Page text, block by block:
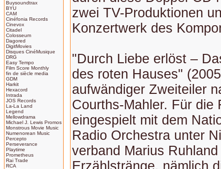
Buysoundtrax
BYU
CAM
Cinéfonia Records
Cinevox
Citadel
Colosseum
Dagored
DigitMovies
Disques CinéMusique
DRG
Easy Tempo
Film Score Monthly
fin de siècle media
GDM
Harkit
Hexacord
Intrada
JOS Records
La-La Land
Legend
Mellowdrama
Michael J. Lewis Promos
Monstrous Movie Music
Numenorean Music
Percepto
Perseverance
Playtime
Prometheus
Rai Trade
RCA
zwei TV-Produktionen
Konzertwerk des
"Durch Liebe erlöst –
des roten Hauses"
aufwändiger Zweiteiler
Courths-Mahler. Für die
eingespielt mit dem
Radio Orchestra unter
verband Marius
Erzählstränge, nämlich